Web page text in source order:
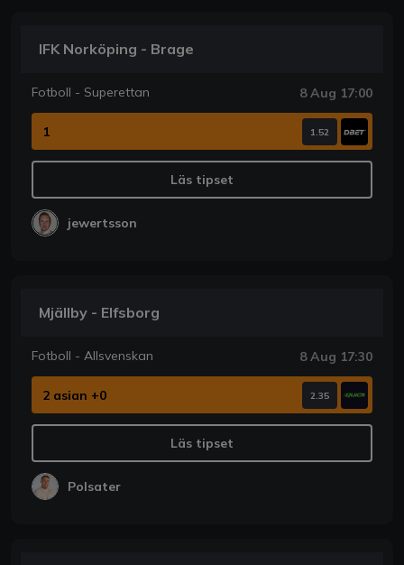
IFK Norköping - Brage
Fotboll - Superettan 8 Aug 17:00
1 1.52
Läs tipset
jewertsson
Mjällby - Elfsborg
Fotboll - Allsvenskan 8 Aug 17:30
2 asian +0 2.35
Läs tipset
Polsater